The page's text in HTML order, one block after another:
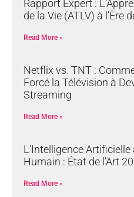
Rapport Expert :
de la Vie (ATLV) à l’Ère
Read More »
Netflix vs. TNT :
Forcé la Télévision à
Streaming
Read More »
L’Intelligence
Humain : État de l’Art
Read More »